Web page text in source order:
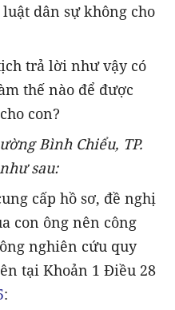
dân sự không cho
trả lời như vậy có
thế nào để được
con?
Bình Chiểu, TP.
sau:
cấp hồ sơ, đề nghị
con ông nên công
nghiên cứu quy
tại Khoản 1 Điều 28
: